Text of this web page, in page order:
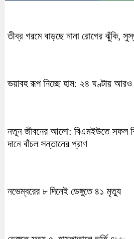
তীব্র গরমে বাড়ছে নানা রোগের ঝুঁকি,
ভয়াবহ রূপ নিচ্ছে হাম: ২৪ ঘণ্টায়
নতুন জীবনের আলো: বিএমইউতে সফল
দানে বাঁচল সন্তানের প্রাণ
নভেম্বরের ৮ দিনেই ডেঙ্গুতে ৪১ মৃত্যু